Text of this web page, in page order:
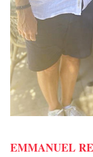
EMMANUEL